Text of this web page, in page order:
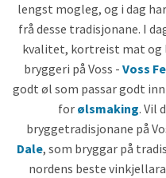
lengst mogleg, og i dag
frå desse tradisjonane. I
kvalitet, kortreist mat og
bryggeri på Voss - Voss
godt øl som passar godt
for ølsmaking. Vil
bryggetradisjonane på
Dale, som bryggar på
nordens beste